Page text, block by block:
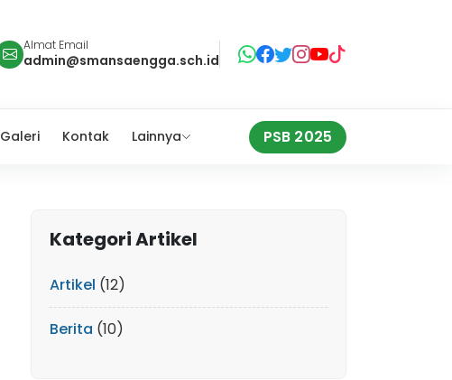
Almat Email
admin@smansaengga.sch.id
Galeri Kontak Lainnya PSB 2025
Kategori Artikel
Artikel (12)
Berita (10)